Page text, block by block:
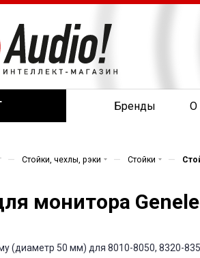
Бренды О
— Стойки, чехлы, рэки — Стойки —
монитора
(диаметр 50 мм) для 8010-8050, 8320-